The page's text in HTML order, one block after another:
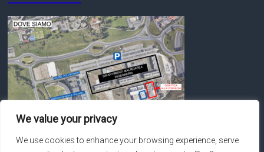
We value your privacy
We use cookies to enhance your browsing experience, serve